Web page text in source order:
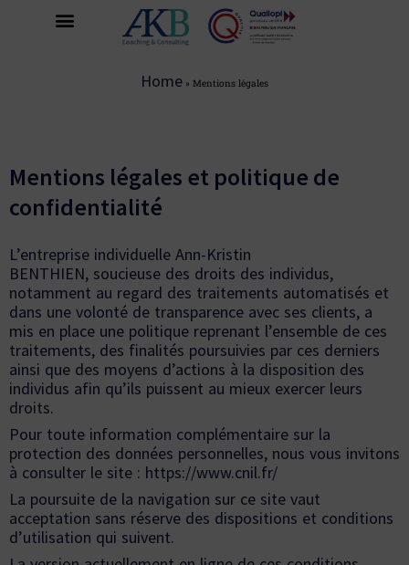
Home » Mentions légales
Mentions légales et politique de
confidentialité
L’entreprise individuelle Ann-Kristin
BENTHIEN, soucieuse des droits des individus,
notamment au regard des traitements automatisés et
dans une volonté de transparence avec ses clients, a
mis en place une politique reprenant l’ensemble de ces
traitements, des finalités poursuivies par ces derniers
ainsi que des moyens d’actions à la disposition des
individus afin qu’ils puissent au mieux exercer leurs
droits.
Pour toute information complémentaire sur la
protection des données personnelles, nous vous invitons
à consulter le site : https://www.cnil.fr/
La poursuite de la navigation sur ce site vaut
acceptation sans réserve des dispositions et conditions
d’utilisation qui suivent.